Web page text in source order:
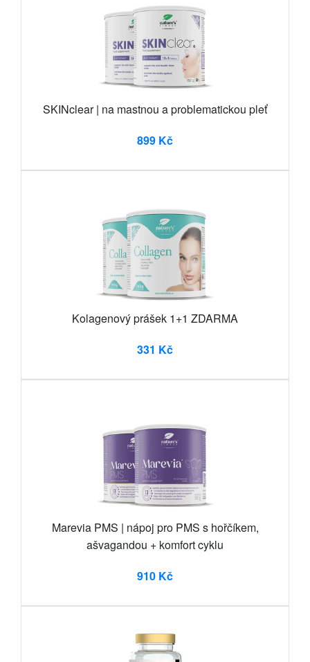
SKINclear | na mastnou a problematickou pleť
899 Kč
Kolagenový prášek 1+1 ZDARMA
331 Kč
Marevia PMS | nápoj pro PMS s hořčíkem,
ašvagandou + komfort cyklu
910 Kč